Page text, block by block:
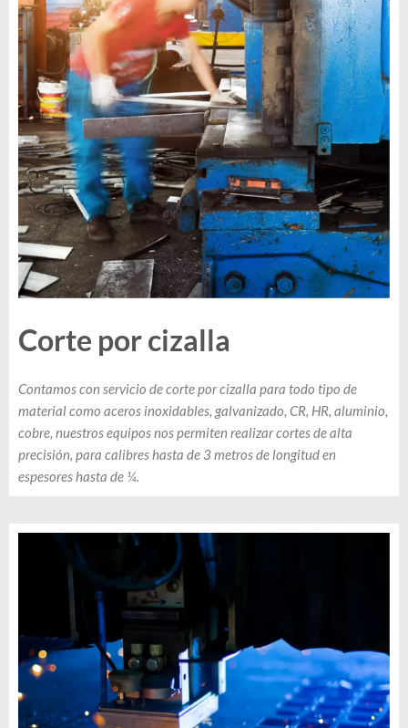
Corte por cizalla
Contamos con servicio de corte por cizalla para todo tipo de
material como aceros inoxidables, galvanizado, CR, HR, aluminio,
cobre, nuestros equipos nos permiten realizar cortes de alta
precisión, para calibres hasta de 3 metros de longitud en
espesores hasta de ¼.